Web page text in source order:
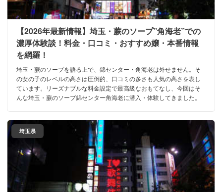
【2026年最新情報】埼玉・蕨のソープ”角海老”での
濃厚体験談！料金・口コミ・おすすめ嬢・本番情報
を網羅！
埼玉・蕨のソープを語る上で、錦センター・角海老は外せません。そ
の女の子のレベルの高さは圧倒的、口コミの多さも人気の高さを表し
ています。リーズナブルな料金設定で最高級なおもてなし、今回はそ
んな埼玉・蕨のソープ錦センター角海老に潜入・体験してきました。
埼玉県